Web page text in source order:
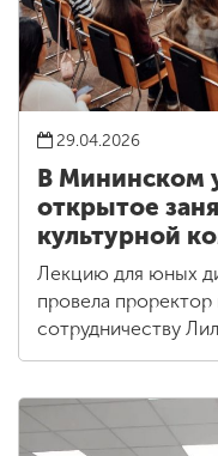
29.04.2026
В Мининском
открытое
культурной
Лекцию для юных
провела
сотрудничеству